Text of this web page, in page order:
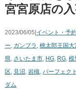
宮宮原店の
2023/06/05|イベント・予
ー ガンプラ 桃太郎王国
県 さいたま市 HG RG 模
区 見沼 岩槻 パーフェク
ダム